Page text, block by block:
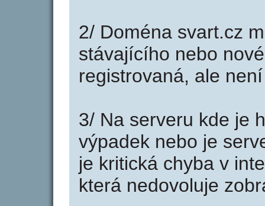
2/ Doména svart.cz
stávajícího nebo
registrovaná, ale
3/ Na serveru kde je
výpadek nebo je
je kritická chyba v
která nedovoluje